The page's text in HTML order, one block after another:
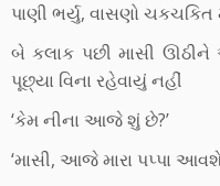
પાણી ભર્યુ, વાસણો
બે કલાક પછી માસી
પૂછ્યા વિના રહેવાયું નહીં
‘કેમ નીના આજે શું છે?’
‘માસી, આજે મારા પપ્પા